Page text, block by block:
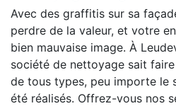
Avec des graffitis sur sa
perdre de la valeur, et votre
bien mauvaise image. À
société de nettoyage sait
de tous types, peu importe le
été réalisés. Offrez-vous nos